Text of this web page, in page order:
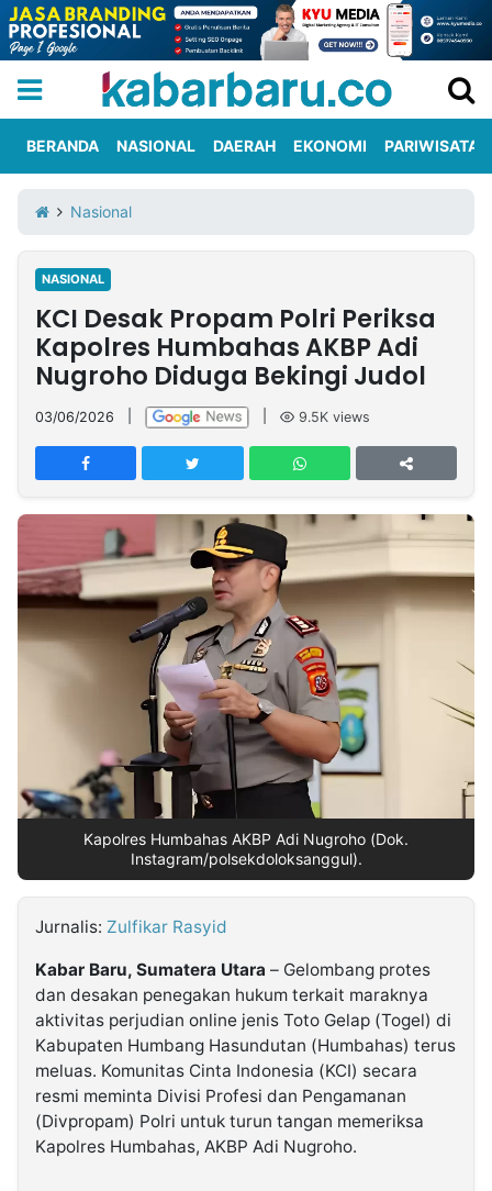
Iklan
Berita
Kami
Nasional
International
Olahraga
Entertainment
Daerah
Pariwisata
Kuliner
Kolom
Network
PT
TREETAN
INDONESIA
Partner
Insight
Suara
Lens
Daily
Jalan
Idealita
Kita
Dinamikapost.com
Radar
Seedbacklink
Kabarbaru.co
2026
Kabarbaru
BERANDA NASIONAL DAERAH EKONOMI PARIWISATA
Nasional
NASIONAL
KCI Desak Propam Polri Periksa
Kapolres Humbahas AKBP Adi
Nugroho Diduga Bekingi Judol
03/06/2026 9.5K views
Kapolres Humbahas AKBP Adi Nugroho (Dok.
Instagram/polsekdoloksanggul).
Jurnalis: Zulfikar Rasyid
Kabar Baru, Sumatera Utara – Gelombang protes
dan desakan penegakan hukum terkait maraknya
aktivitas perjudian online jenis Toto Gelap (Togel) di
Kabupaten Humbang Hasundutan (Humbahas) terus
meluas. Komunitas Cinta Indonesia (KCI) secara
resmi meminta Divisi Profesi dan Pengamanan
(Divpropam) Polri untuk turun tangan memeriksa
Kapolres Humbahas, AKBP Adi Nugroho.